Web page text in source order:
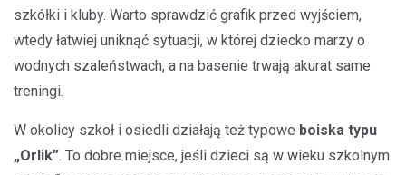
szkółki i kluby. Warto sprawdzić grafik przed wyjściem,
wtedy łatwiej uniknąć sytuacji, w której dziecko marzy o
wodnych szaleństwach, a na basenie trwają akurat same
treningi.
W okolicy szkoł i osiedli działają też typowe boiska typu
„Orlik”. To dobre miejsce, jeśli dzieci są w wieku szkolnym